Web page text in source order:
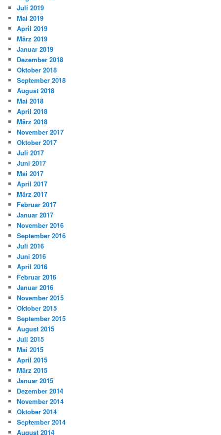
Juli 2019
Mai 2019
April 2019
März 2019
Januar 2019
Dezember 2018
Oktober 2018
September 2018
August 2018
Mai 2018
April 2018
März 2018
November 2017
Oktober 2017
Juli 2017
Juni 2017
Mai 2017
April 2017
März 2017
Februar 2017
Januar 2017
November 2016
September 2016
Juli 2016
Juni 2016
April 2016
Februar 2016
Januar 2016
November 2015
Oktober 2015
September 2015
August 2015
Juli 2015
Mai 2015
April 2015
März 2015
Januar 2015
Dezember 2014
November 2014
Oktober 2014
September 2014
August 2014